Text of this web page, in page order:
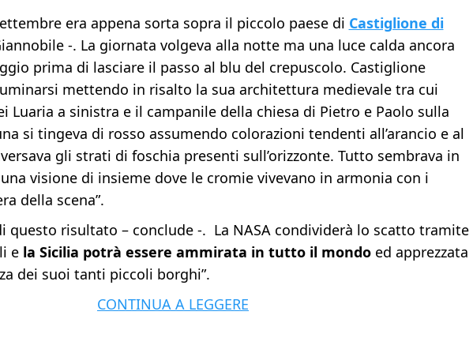
era appena sorta sopra il piccolo paese di Castiglione di
-. La giornata volgeva alla notte ma una luce calda ancora
prima di lasciare il passo al blu del crepuscolo. Castiglione
mettendo in risalto la sua architettura medievale tra cui
Luaria a sinistra e il campanile della chiesa di Pietro e Paolo sulla
si tingeva di rosso assumendo colorazioni tendenti all’arancio e al
gli strati di foschia presenti sull’orizzonte. Tutto sembrava in
visione di insieme dove le cromie vivevano in armonia con i
della scena”.
questo risultato – conclude -. La NASA condividerà lo scatto tramite
ela Sicilia potrà essere ammirata in tutto il mondoed apprezzata
dei suoi tanti piccoli borghi”.
CONTINUA A LEGGERE